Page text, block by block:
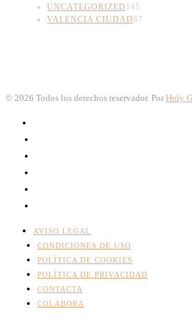
UNCATEGORIZED 145
VALENCIA CIUDAD67
© 2026 Todos los derechos reservador. Por Holy
AVISO LEGAL
CONDICIONES DE USO
POLÍTICA DE COOKIES
POLÍTICA DE PRIVACIDAD
CONTACTA
COLABORA